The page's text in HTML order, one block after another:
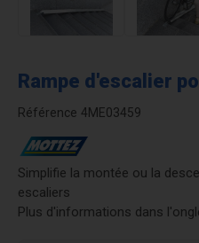
Rampe d'escalier
Référence 4ME03459
Simplifie la montée ou la
escaliers
Plus d'informations dans